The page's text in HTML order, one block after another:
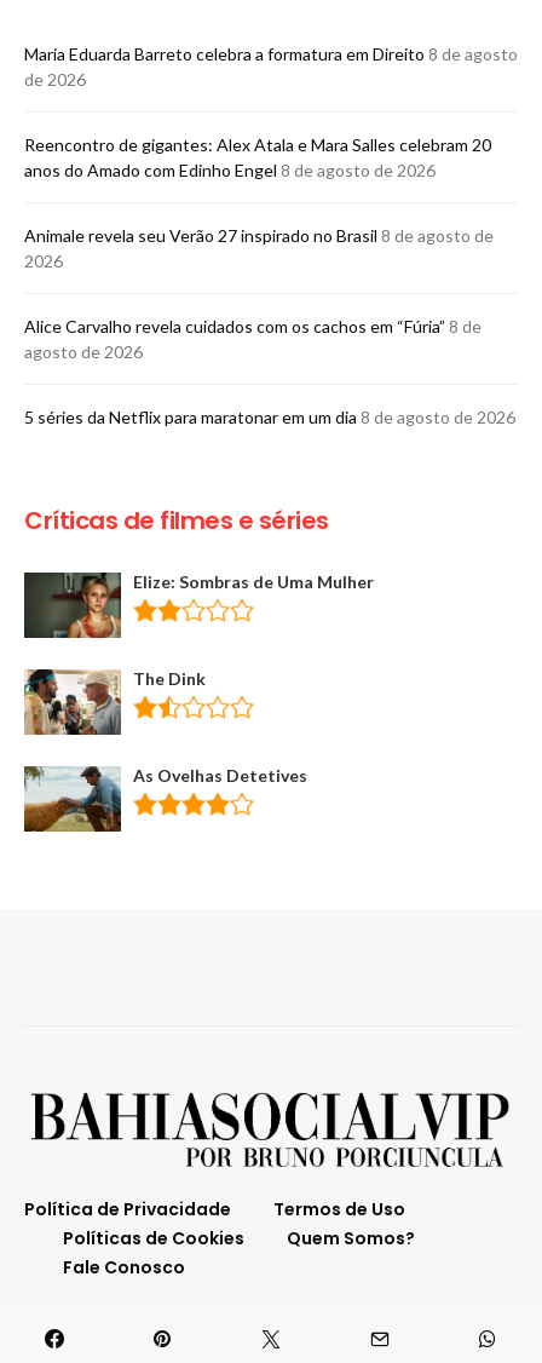
Maria Eduarda Barreto celebra a formatura em Direito 8 de agosto
de 2026
Reencontro de gigantes: Alex Atala e Mara Salles celebram 20
anos do Amado com Edinho Engel 8 de agosto de 2026
Animale revela seu Verão 27 inspirado no Brasil 8 de agosto de
2026
Alice Carvalho revela cuidados com os cachos em “Fúria” 8 de
agosto de 2026
5 séries da Netflix para maratonar em um dia 8 de agosto de 2026
Críticas de filmes e séries
Elize: Sombras de Uma Mulher
The Dink
As Ovelhas Detetives
Política de Privacidade
Termos de Uso
Políticas de Cookies
Quem Somos?
Fale Conosco